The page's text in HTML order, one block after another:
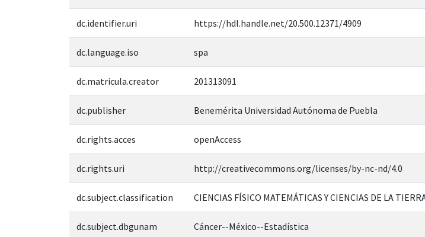
dc.identifier.uri https://hdl.handle.net/20.500.12371/4909
dc.language.iso spa
dc.matricula.creator 201313091
dc.publisher Benemérita Universidad Autónoma de Puebla
dc.rights.acces openAccess
dc.rights.uri http://creativecommons.org/licenses/by-nc-nd/4.0
dc.subject.classification CIENCIAS FÍSICO MATEMÁTICAS Y CIENCIAS DE LA
dc.subject.dbgunam Cáncer--México--Estadística